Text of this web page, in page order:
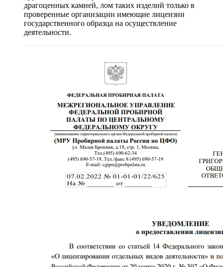
драгоценных камней, лом таких изделий только в
проверенные организации имеющие лицензии
государственного образца на осуществление
деятельности.